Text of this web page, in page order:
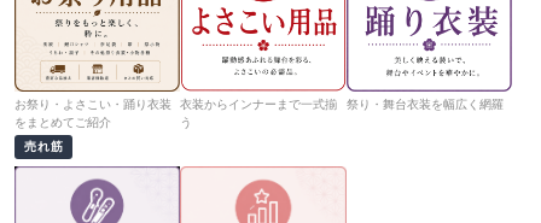
お祭り・よさこい・踊り衣装
をまとめてご紹介
衣装からインナーまで一式揃
う
祭り・舞台衣装を幅広く網羅
売れ筋